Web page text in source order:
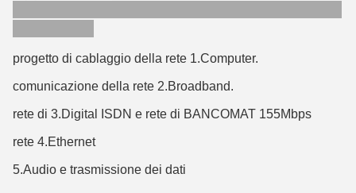
progetto di cablaggio della rete 1.Computer.
comunicazione della rete 2.Broadband.
rete di 3.Digital ISDN e rete di BANCOMAT 155Mbps
rete 4.Ethernet
5.Audio e trasmissione dei dati